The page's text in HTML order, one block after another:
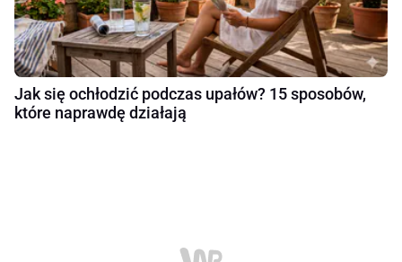
Jak się ochłodzić podczas upałów? 15 sposobów,
które naprawdę działają